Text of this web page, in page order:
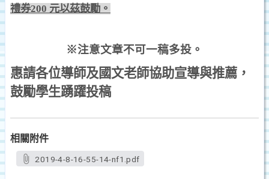
禮券200 元以茲鼓勵。
※注意文章不可一稿多投。
惠請各位導師及國文老師協助宣導與推薦，
鼓勵學生踴躍投稿
相關附件
2019-4-8-16-55-14-nf1.pdf